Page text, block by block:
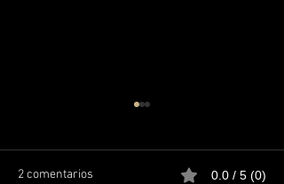
2 comentarios 0.0 / 5 (0)